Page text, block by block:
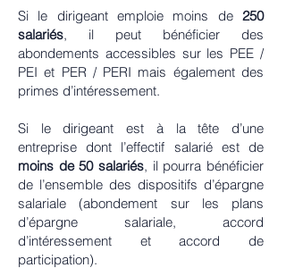
Si le dirigeant emploie moins de 250
salariés, il peut bénéficier des
abondements accessibles sur les PEE /
PEI et PER / PERI mais également des
primes d’intéressement.
Si le dirigeant est à la tête d’une
entreprise dont l’effectif salarié est de
moins de 50 salariés, il pourra bénéficier
de l’ensemble des dispositifs d’épargne
salariale (abondement sur les plans
d’épargne salariale, accord
d’intéressement et accord de
participation).